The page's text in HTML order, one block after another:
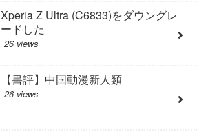
Xperia Z Ultra (C6833)をダウングレ
ードした
26 views
【書評】中国動漫新人類
26 views